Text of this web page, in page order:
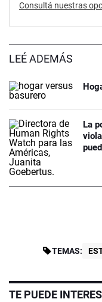
Consultá nuestras
LEÉ ADEMÁS
La
TEMAS:
TE PUEDE